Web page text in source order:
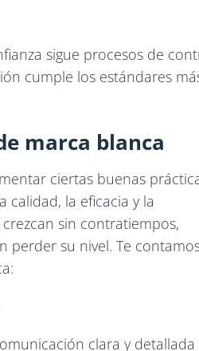
sigue procesos de
cumple los estándares
marca blanca
ciertas buenas
calidad, la eficacia y la
sin contratiempos,
perder su nivel. Te
clara y detallada